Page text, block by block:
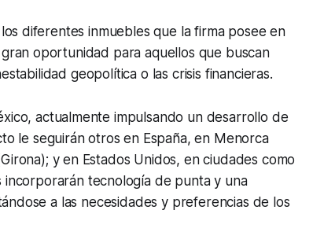
diferentes inmuebles que la firma posee en
oportunidad para aquellos que buscan
geopolítica o las crisis financieras.
actualmente impulsando un desarrollo de
le seguirán otros en España, en Menorca
y en Estados Unidos, en ciudades como
incorporarán tecnología de punta y una
a las necesidades y preferencias de los